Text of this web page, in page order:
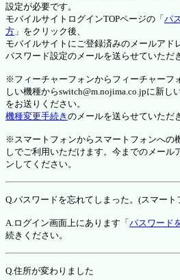
設定が必要です。
モバイルサイトログインTOPページの「 パ
方 」をクリック後、
モバイルサイトにご登録済みのメールアド
パスワード設定のメールを送らせていただ
※フィーチャーフォンからフィーチャーフ
しい機種からswitch@m.nojima.co.jpに新し
をお送りください。
機種変更手続き のメールを送らせていただ
※スマートフォンからスマートフォンへの
しでご利用いただけます。今までのメール
ンしてください。
Q.パスワードを忘れてしまった。(スマート
A.ログイン画面上にあります「 パスワード
続きください。
Q.住所が変わりました